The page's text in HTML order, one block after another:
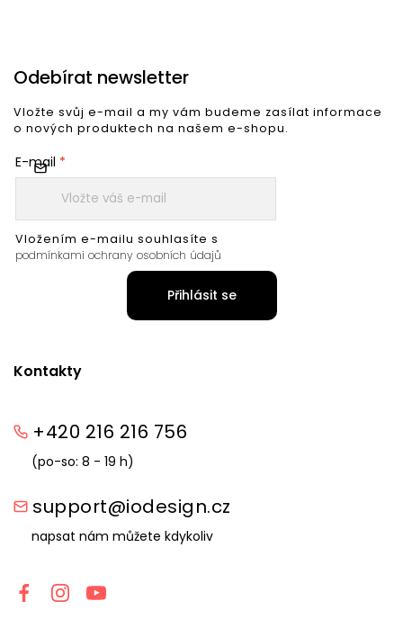
Kontakty
+420 216 216 756
(po-so: 8 - 19 h)
support@iodesign.cz
napsat nám můžete kdykoliv
Odebírat newsletter
Vložte svůj e-mail a my vám budeme zasílat informace
o nových produktech na našem e-shopu.
E-mail
Vložením e-mailu souhlasíte s
podmínkami ochrany osobních údajů
Přihlásit se